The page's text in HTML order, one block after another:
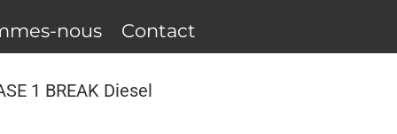
nous Contact
1 BREAK Diesel